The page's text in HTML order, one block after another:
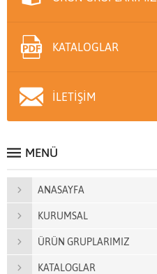
KATALOGLAR
İLETİŞİM
MENÜ
ANASAYFA
KURUMSAL
ÜRÜN GRUPLARIMIZ
KATALOGLAR